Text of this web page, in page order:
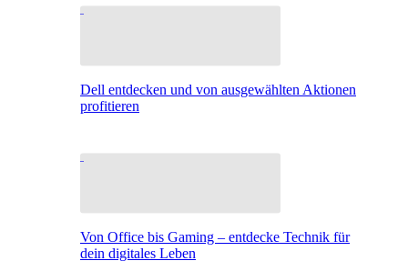
Dell entdecken und von ausgewählten Aktionen
profitieren
Von Office bis Gaming – entdecke Technik für
dein digitales Leben